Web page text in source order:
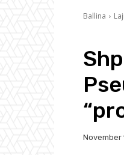
Ballina
November